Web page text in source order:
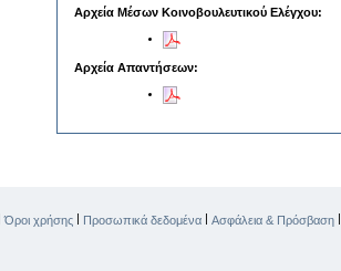
Αρχεία Μέσων Κοινοβουλευτικού Ελέγχου:
Αρχεία Απαντήσεων:
|Όροι χρήσης Προσωπικά δεδομένα Ασφάλεια & Πρόσβαση